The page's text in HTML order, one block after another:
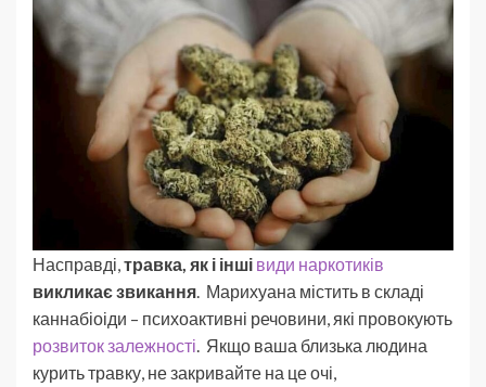
Насправді,травка, як і інші види наркотиків
викликає звикання. Марихуана містить в складі
каннабіоіди – психоактивні речовини, які провокують
розвиток залежності. Якщо ваша близька людина
курить травку, не закривайте на це очі,